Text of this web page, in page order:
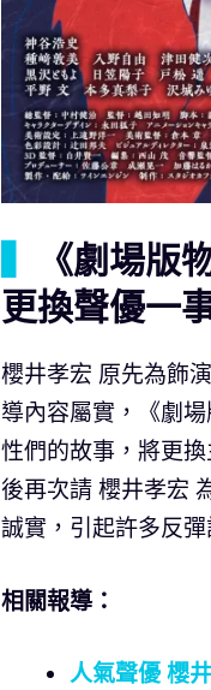
《劇場版
更換聲優一
櫻井孝宏 原先為飾
導內容屬實，《劇
性們的故事，將更
後再次請 櫻井孝宏
誠實，引起許多反彈
相關報導：
人氣聲優 櫻